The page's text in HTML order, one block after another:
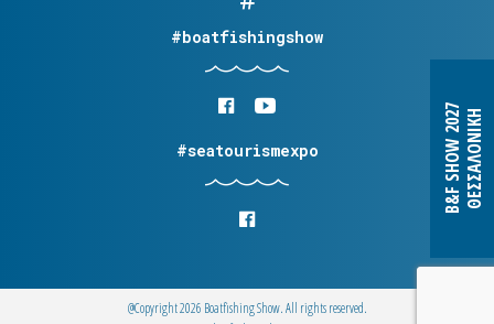
B&F SHOW 2027ΘΕΣΣΑΛΟΝΙΚΗ
#boatfishingshow
#seatourismexpo
@Copyright 2026 Boatfishing Show. All rights reserved.